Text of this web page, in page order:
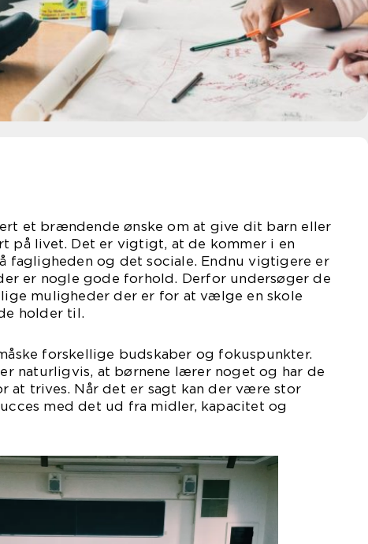
et brændende ønske om at give dit barn eller
på livet. Det er vigtigt, at de kommer i en
fagligheden og det sociale. Endnu vigtigere er
er nogle gode forhold. Derfor undersøger de
muligheder der er for at vælge en skole
holder til.
forskellige budskaber og fokuspunkter.
naturligvis, at børnene lærer noget og har de
at trives. Når det er sagt kan der være stor
med det ud fra midler, kapacitet og